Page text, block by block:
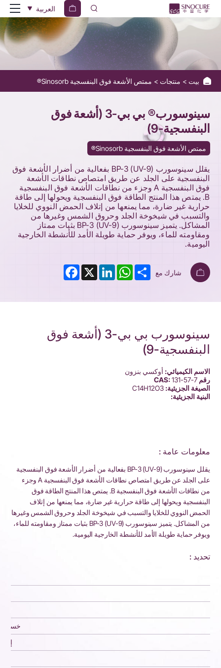
Sinosorb®
BP-
(UV-
9)
العربية
بيت منتجات ممتص الأشعة فوق البنفسجية Sinosorb®
سينوسورب® بي بي-3 (أشعة فوق
البنفسجية-9)
ممتص الأشعة فوق البنفسجية Sinosorb®
يقلل سينوسورب BP-3 (UV-9) بفعالية من أضرار الأشعة فوق
البنفسجية على الجلد عن طريق امتصاص نطاقات الأشعة
فوق البنفسجية A وجزء من نطاقات الأشعة فوق البنفسجية
B. يمتص هذا المنتج الطاقة فوق البنفسجية ويحولها إلى طاقة
حرارية غير ضارة، مما يمنعها من إتلاف الحمض النووي للخلايا
والتسبب في شيخوخة الجلد وحروق الشمس وغيرها من
المشاكل. يتميز سينوسورب BP-3 (UV-9) بثبات ممتاز
ومقاومته للماء، ويوفر حماية طويلة الأمد للأنشطة الخارجية
اليومية.
شارك مع Facebook X
LinkedIn
WhatsAppShare
سينوسورب بي بي-3 (أشعة فوق
البنفسجية-9)
الاسم الكيميائي: أوكسي بنزون
رقم CAS:131-57-7
الصيغة الجزيئية: C14H12O3
البنية الجزيئية:
معلومات عامة :
يقلل سينوسورب BP-3 (UV-9) بفعالية من أضرار الأشعة فوق البنفسجية
على الجلد عن طريق امتصاص نطاقات الأشعة فوق البنفسجية A وجزء
من نطاقات الأشعة فوق البنفسجية B. يمتص هذا المنتج الطاقة فوق
البنفسجية ويحولها إلى طاقة حرارية غير ضارة، مما يمنعها من إتلاف
الحمض النووي للخلايا والتسبب في شيخوخة الجلد وحروق الشمس وغيرها
من المشاكل. يتميز سينوسورب BP-3 (UV-9) بثبات ممتاز ومقاومته للماء،
ويوفر حماية طويلة الأمد للأنشطة الخارجية اليومية.
تحديد :
خسارة